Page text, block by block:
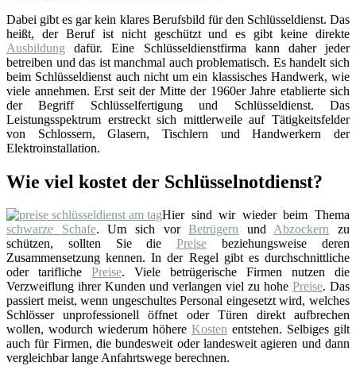
Dabei gibt es gar kein klares Berufsbild für den Schlüsseldienst. Das
heißt, der Beruf ist nicht geschützt und es gibt keine direkte
Ausbildung dafür. Eine Schlüsseldienstfirma kann daher jeder
betreiben und das ist manchmal auch problematisch. Es handelt sich
beim Schlüsseldienst auch nicht um ein klassisches Handwerk, wie
viele annehmen. Erst seit der Mitte der 1960er Jahre etablierte sich
der Begriff Schlüsselfertigung und Schlüsseldienst. Das
Leistungsspektrum erstreckt sich mittlerweile auf Tätigkeitsfelder
von Schlossern, Glasern, Tischlern und Handwerkern der
Elektroinstallation.
Wie viel kostet der Schlüsselnotdienst?
Hier sind wir wieder beim Thema
schwarze Schafe. Um sich vorBetrügern undAbzockern zu
schützen, sollten Sie diePreise beziehungsweise deren
Zusammensetzung kennen. In der Regel gibt es durchschnittliche
oder tarifliche Preise. Viele betrügerische Firmen nutzen die
Verzweiflung ihrer Kunden und verlangen viel zu hohe Preise. Das
passiert meist, wenn ungeschultes Personal eingesetzt wird, welches
Schlösser unprofessionell öffnet oder Türen direkt aufbrechen
wollen, wodurch wiederum höhere Kosten entstehen. Selbiges gilt
auch für Firmen, die bundesweit oder landesweit agieren und dann
vergleichbar lange Anfahrtswege berechnen.